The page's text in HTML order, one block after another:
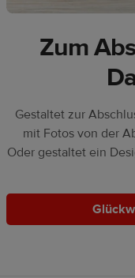
Zum
Gestaltet zur
mit Fotos von der
Oder gestaltet ein